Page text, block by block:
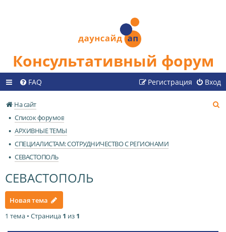
Консультативный форум
FAQ Вход
Регистрация
На сайт
Список форумов
АРХИВНЫЕ ТЕМЫ
СПЕЦИАЛИСТАМ: СОТРУДНИЧЕСТВО С РЕГИОНАМИ
СЕВАСТОПОЛЬ
СЕВАСТОПОЛЬ
Новая тема
1 тема • Страница 1 из 1